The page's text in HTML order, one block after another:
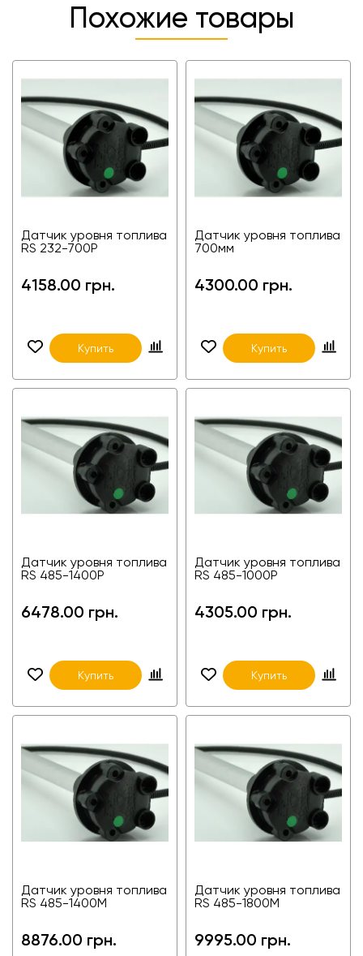
Похожие товары
Датчик уровня топлива
RS 232-700P
4158.00 грн.
Купить
Датчик уровня топлива
700мм
4300.00 грн.
Купить
Датчик уровня топлива
RS 485-1400P
6478.00 грн.
Купить
Датчик уровня топлива
RS 485-1000P
4305.00 грн.
Купить
Датчик уровня топлива
RS 485-1400M
8876.00 грн.
Датчик уровня топлива
RS 485-1800M
9995.00 грн.